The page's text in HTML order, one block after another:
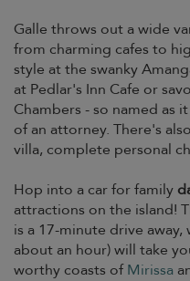
Galle throws out a wide
from charming cafes to
style at the swanky
at Pedlar's Inn Cafe or
Chambers - so named as
of an attorney. There's
villa, complete personal
Hop into a car for family
attractions on the island!
is a 17-minute drive
about an hour) will take
worthy coasts ofMirissa